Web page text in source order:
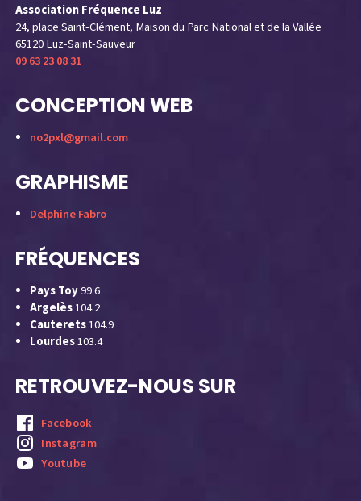
Association Fréquence Luz
24, place Saint-Clément, Maison du Parc National et de la Vallée
65120 Luz-Saint-Sauveur
09 63 23 08 31
CONCEPTION WEB
no2pxl@gmail.com
GRAPHISME
Delphine Fabro
FRÉQUENCES
Pays Toy99.6
Argelès104.2
Cauterets104.9
Lourdes103.4
RETROUVEZ-NOUS SUR
Facebook
Instagram
Youtube